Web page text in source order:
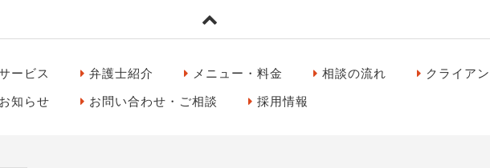
ービス 弁護士紹介 メニュー・料金 相談の流れ
クライア
お知らせ お問い合わせ・ご相談 採用情報